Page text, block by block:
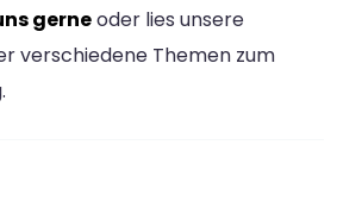
gerneoder lies unsere
verschiedene Themen zum